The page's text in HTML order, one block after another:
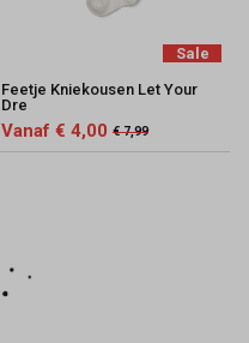
Sale
Feetje Kniekousen Let Your
Dre
Vanaf € 4,00 € 7,99